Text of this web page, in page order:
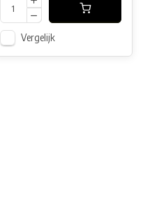
Vergelijk